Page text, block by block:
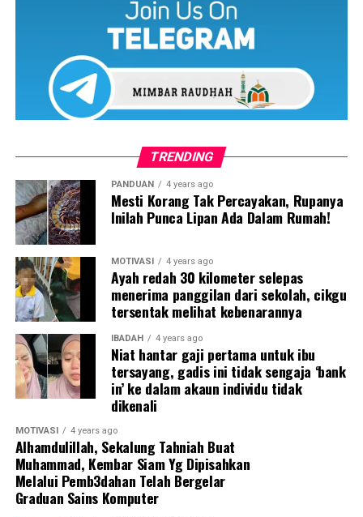
TRENDING
PANDUAN 4 years ago
Mesti Korang Tak Percayakan, Rupanya
Inilah Punca Lipan Ada Dalam Rumah!
MOTIVASI 4 years ago
Ayah redah 30 kilometer selepas
menerima panggilan dari sekolah, cikgu
tersentak melihat kebenarannya
IBADAH 4 years ago
Niat hantar gaji pertama untuk ibu
tersayang, gadis ini tidak sengaja ‘bank
in’ ke dalam akaun individu tidak
dikenali
MOTIVASI 4 years ago
Alhamdulillah, Sekalung Tahniah Buat
Muhammad, Kembar Siam Yg Dipisahkan
Melalui Pemb3dahan Telah Bergelar
Graduan Sains Komputer